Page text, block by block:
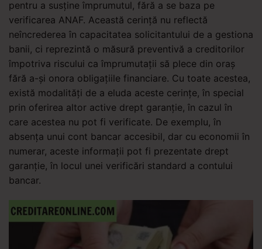
pentru a susține împrumutul, fără a se baza pe
verificarea ANAF. Această cerință nu reflectă
neîncrederea în capacitatea solicitantului de a gestiona
banii, ci reprezintă o măsură preventivă a creditorilor
împotriva riscului ca împrumutații să plece din oraș
fără a-și onora obligațiile financiare. Cu toate acestea,
există modalități de a eluda aceste cerințe, în special
prin oferirea altor active drept garanție, în cazul în
care acestea nu pot fi verificate. De exemplu, în
absența unui cont bancar accesibil, dar cu economii în
numerar, aceste informații pot fi prezentate drept
garanție, în locul unei verificări standard a contului
bancar.